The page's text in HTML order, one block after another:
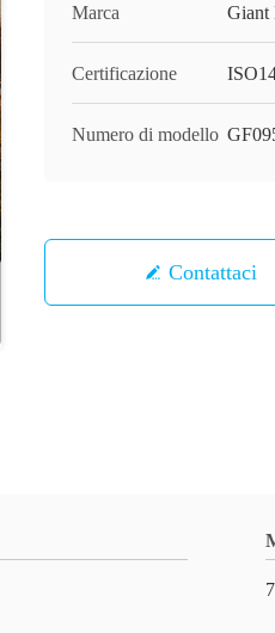
Marca Giant
Certificazione
Numero di modello
Contattaci